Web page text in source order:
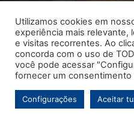
Utilizamos cookies em
experiência mais relevante,
e visitas recorrentes. Ao
concorda com o uso de
você pode acessar
fornecer um consentimento
Configurações Aceitar